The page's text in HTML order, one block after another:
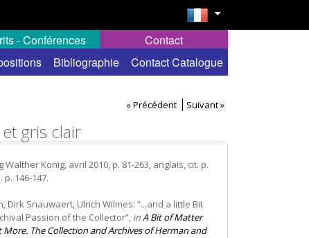
Bibliographie Contact Catalogue
- Conférences Contact
« Précédent Suivant »
gris clair
Walther König, avril 2010, p. 81-263, anglais, cit. p.
p. 146-147.
Dirk Snauwaert, Ulrich Wilmes: “...and a little Bit
Passion of the Collector”, inA Bit of Matter
More. The Collection and Archives of Herman and